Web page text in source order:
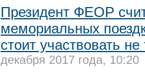
Президент ФЕОР
мемориальных
стоит участвовать
декабря 2017 года, 10:20